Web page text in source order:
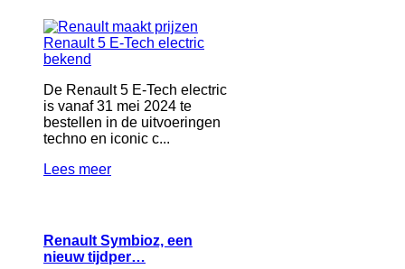
De Renault 5 E-Tech electric
is vanaf 31 mei 2024 te
bestellen in de uitvoeringen
techno en iconic c...
Lees meer
Renault Symbioz, een
nieuw tijdper…